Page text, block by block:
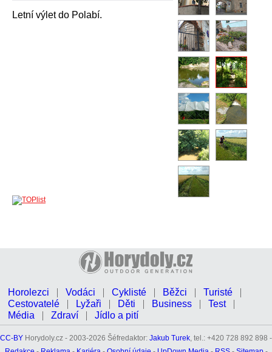
Letní výlet do Polabí.
Horolezci Vodáci Cyklisté Běžci
Turisté
Cestovatelé
Lyžaři Děti Business
Test
Média
Zdraví Jídlo a pití
CC-BY Horydoly.cz - 2003-2026 Šéfredaktor: Jakub Turek, tel.: +420 728 892 898 -